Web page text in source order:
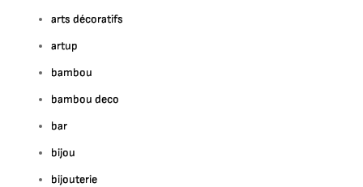
arts décoratifs
artup
bambou
bambou deco
bar
bijou
bijouterie